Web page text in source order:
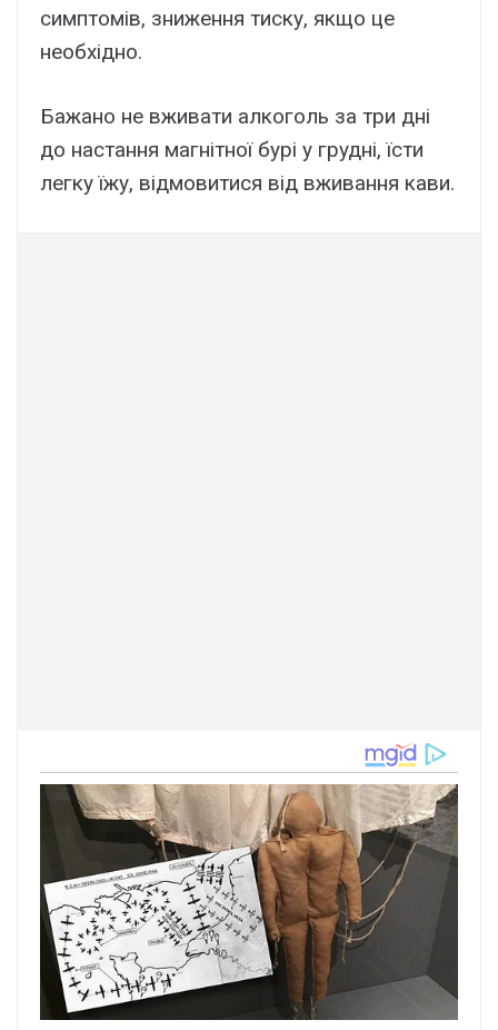
симптомів, зниження тиску, якщо це
необхідно.
Бажано не вживати алкоголь за три дні
до настання магнітної бурі у грудні, їсти
легку їжу, відмовитися від вживання кави.